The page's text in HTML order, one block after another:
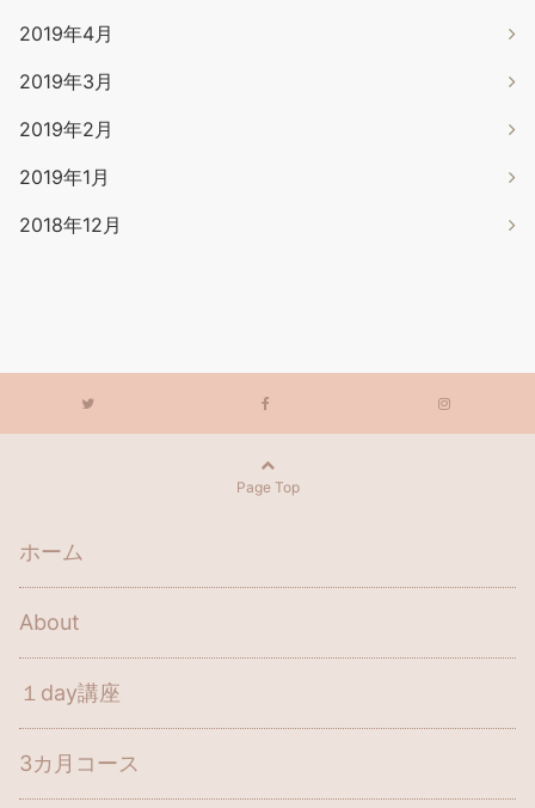
2019年4月
2019年3月
2019年2月
2019年1月
2018年12月
Page Top
ホーム
About
１day講座
3カ月コース